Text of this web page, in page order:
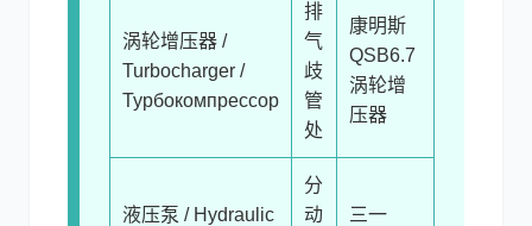
涡轮增压器 /
Turbocharger /
Турбокомпрессор
排
气
歧
管
处
康明斯
QSB6.7
涡轮增
压器
液压泵 / Hydraulic
分
动
三一